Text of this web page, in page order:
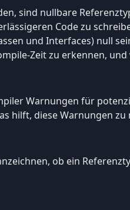
sind nullbare
Code zu
und Interfaces) null
Zeit zu erkennen,
Warnungen für
hilft, diese Warnungen
ob ein